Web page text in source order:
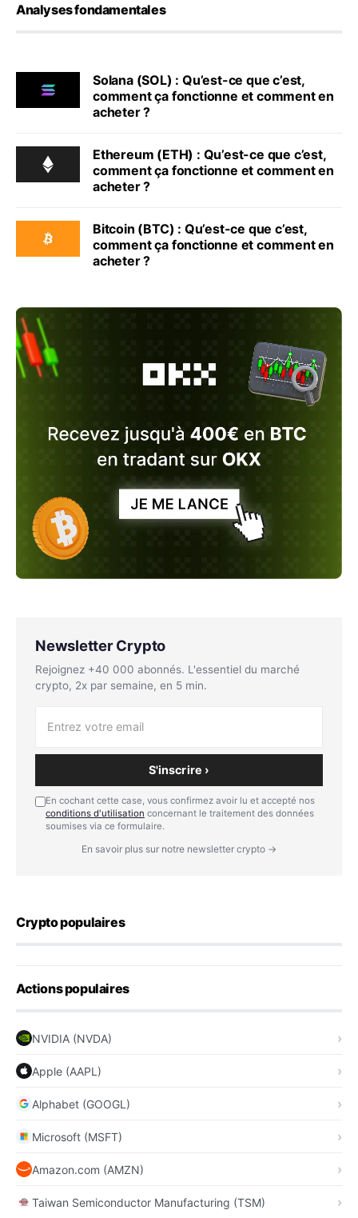
Analyses fondamentales
Solana (SOL) : Qu’est-ce que c’est,
comment ça fonctionne et comment en
acheter ?
Ethereum (ETH) : Qu’est-ce que c’est,
comment ça fonctionne et comment en
acheter ?
Bitcoin (BTC) : Qu’est-ce que c’est,
comment ça fonctionne et comment en
acheter ?
Newsletter Crypto
Rejoignez +40 000 abonnés. L'essentiel du marché
crypto, 2x par semaine, en 5 min.
S'inscrire ›
En cochant cette case, vous confirmez avoir lu et accepté nos
conditions d'utilisation concernant le traitement des données
soumises via ce formulaire.
En savoir plus sur notre newsletter crypto →
Crypto populaires
Actions populaires
NVIDIA (NVDA)
Apple (AAPL)
Alphabet (GOOGL)
Microsoft (MSFT)
Amazon.com (AMZN)
Taiwan Semiconductor Manufacturing (TSM)